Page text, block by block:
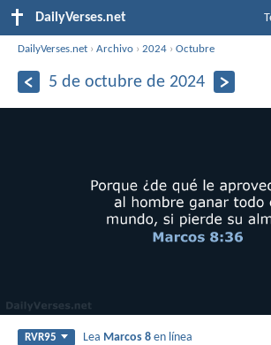
DailyVerses.net
DailyVerses.net ›Archivo ›2024 ›Octubre
5 de octubre de 2024
RVR95 Lea Marcos 8 en línea